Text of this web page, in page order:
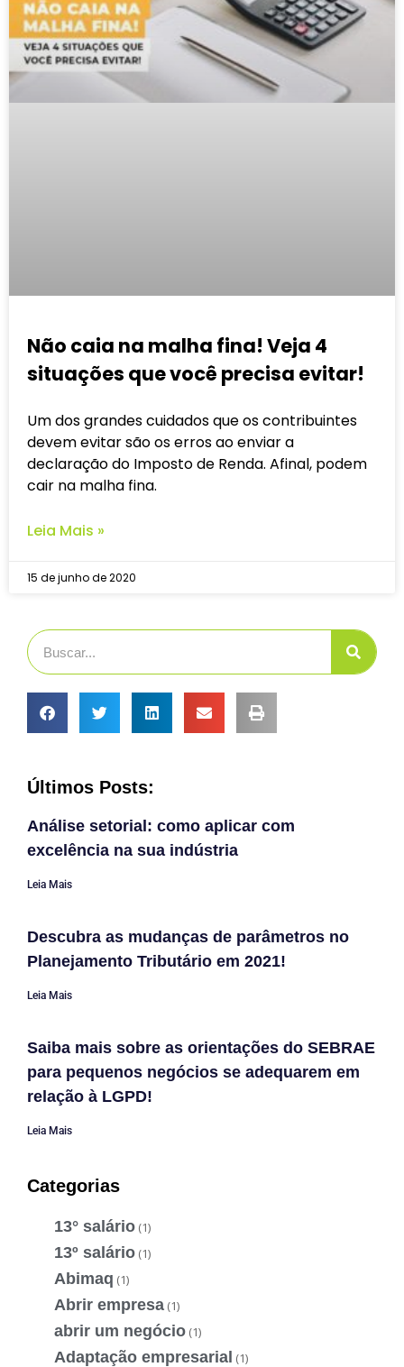
Não caia na malha fina! Veja 4
situações que você precisa evitar!
Um dos grandes cuidados que os contribuintes
devem evitar são os erros ao enviar a
declaração do Imposto de Renda. Afinal, podem
cair na malha fina.
Leia Mais »
15 de junho de 2020
Últimos Posts:
Análise setorial: como aplicar com
excelência na sua indústria
Leia Mais
Descubra as mudanças de parâmetros no
Planejamento Tributário em 2021!
Leia Mais
Saiba mais sobre as orientações do SEBRAE
para pequenos negócios se adequarem em
relação à LGPD!
Leia Mais
Categorias
13° salário (1)
13º salário (1)
Abimaq (1)
Abrir empresa (1)
abrir um negócio (1)
Adaptação empresarial (1)